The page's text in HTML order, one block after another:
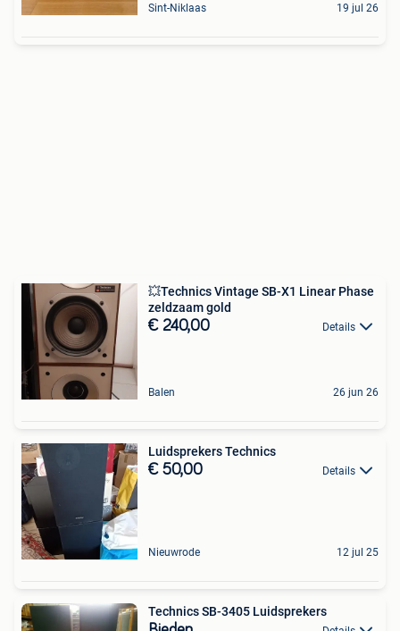
Sint-Niklaas 19 jul 26
💥Technics Vintage SB-X1 Linear Phase
zeldzaam gold
€ 240,00 Details
Balen 26 jun 26
Luidsprekers Technics
€ 50,00 Details
Nieuwrode 12 jul 25
Technics SB-3405 Luidsprekers